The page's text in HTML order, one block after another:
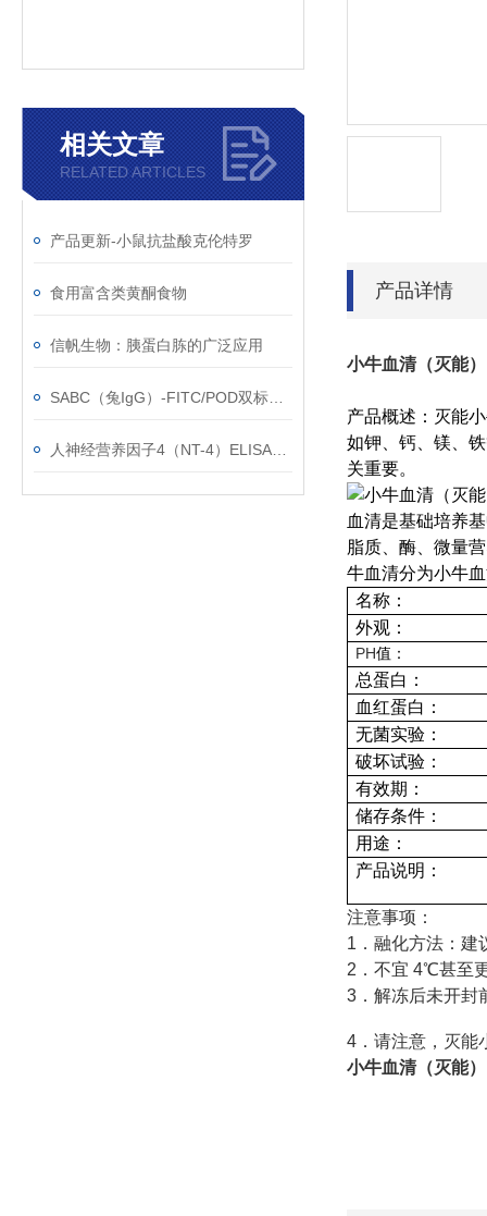
相关文章
RELATED ARTICLES
产品更新-小鼠抗盐酸克伦特罗
食用富含类黄酮食物
信帆生物：胰蛋白胨的广泛应用
产品详情
小牛血清（灭能）
产品概述：灭能
如钾、钙、镁、
关重要。
血清是基础培养
脂质、酶、微量
牛血清分为小牛
名称：
外观：
PH值：
总蛋白：
血红蛋白：
无菌实验：
破坏试验：
有效期：
储存条件：
用途：
产品说明：
注意事项：
1 ．融化方法：建
2 ．不宜 4℃甚至
3 ．解冻后未开
4 ．请注意，灭
小牛血清（灭能）